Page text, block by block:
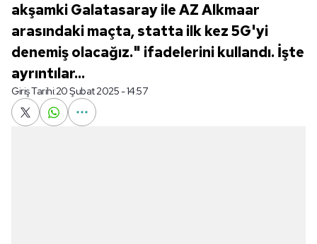
akşamki Galatasaray ile AZ Alkmaar
arasındaki maçta, statta ilk kez 5G'yi
denemiş olacağız." ifadelerini kullandı. İşte
ayrıntılar...
Giriş Tarihi:20 Şubat 2025 - 14:57